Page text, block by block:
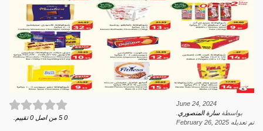
June 24, 2024
بواسطةسارة المنصوري
تم تعديله February 26, 2025
0
5 من اصل 0 تقييم.